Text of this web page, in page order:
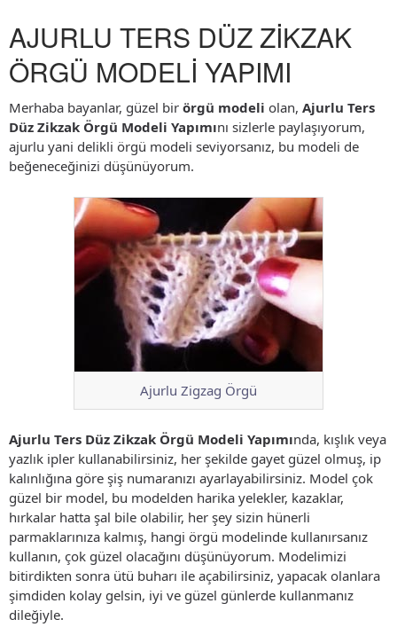
AJURLU TERS DÜZ ZİKZAK
ÖRGÜ MODELİ YAPIMI
Merhaba bayanlar, güzel bir örgü modeli olan, Ajurlu Ters
Düz Zikzak Örgü Modeli Yapımını sizlerle paylaşıyorum,
ajurlu yani delikli örgü modeli seviyorsanız, bu modeli de
beğeneceğinizi düşünüyorum.
Ajurlu Zigzag Örgü
Ajurlu Ters Düz Zikzak Örgü Modeli Yapımında, kışlık veya
yazlık ipler kullanabilirsiniz, her şekilde gayet güzel olmuş, ip
kalınlığına göre şiş numaranızı ayarlayabilirsiniz. Model çok
güzel bir model, bu modelden harika yelekler, kazaklar,
hırkalar hatta şal bile olabilir, her şey sizin hünerli
parmaklarınıza kalmış, hangi örgü modelinde kullanırsanız
kullanın, çok güzel olacağını düşünüyorum. Modelimizi
bitirdikten sonra ütü buharı ile açabilirsiniz, yapacak olanlara
şimdiden kolay gelsin, iyi ve güzel günlerde kullanmanız
dileğiyle.